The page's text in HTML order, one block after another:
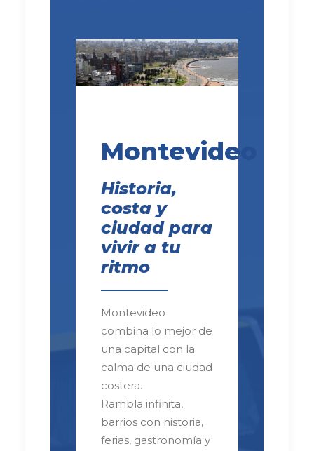
Montevideo
Historia,
costa y
ciudad para
vivir a tu
ritmo
Montevideo
combina lo mejor de
una capital con la
calma de una ciudad
costera.
Rambla infinita,
barrios con historia,
ferias, gastronomía y